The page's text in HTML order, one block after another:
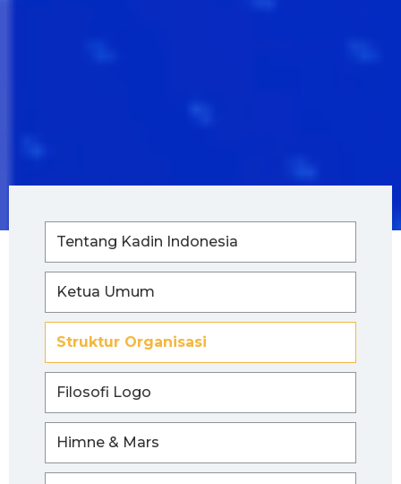
Tentang Kadin Indonesia
Ketua Umum
Struktur Organisasi
Filosofi Logo
Himne & Mars